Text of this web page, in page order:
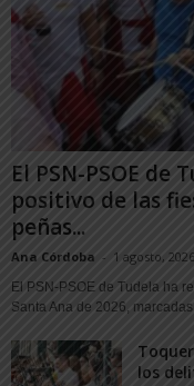
El PSN-PSOE de
positivo de las
peñas...
Ana Córdoba - 1 agosto, 2026
El PSN-PSOE de Tudela ha
Santa Ana de 2026,
los